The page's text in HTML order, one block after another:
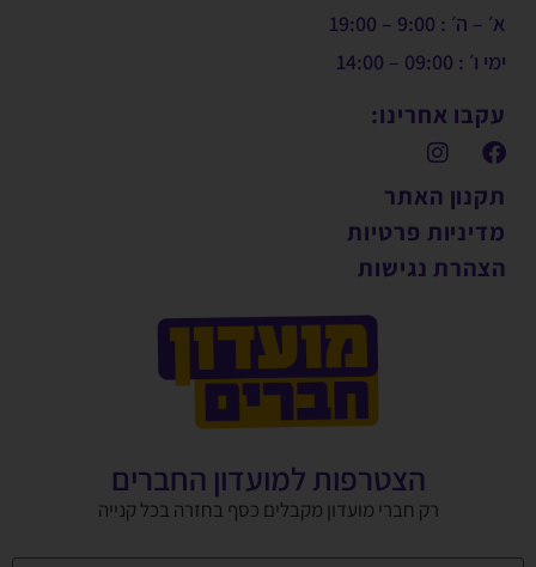
א׳ – ה׳ : 9:00 – 19:00
ימי ו׳ : 09:00 – 14:00
עקבו אחרינו:
תקנון האתר
מדיניות פרטיות
הצהרת נגישות
הצטרפות למועדון החברים
רק חברי מועדון מקבלים כסף בחזרה בכל קנייה